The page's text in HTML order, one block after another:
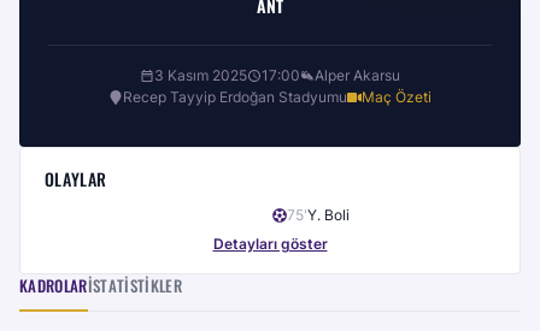
ANT
3 Kasım 2025 17:00
Alper Akarsu
Recep Tayyip Erdoğan Stadyumu
Maç Özeti
OLAYLAR
75'Y. Boli
Detayları göster
KADROLARİSTATISTIKLER